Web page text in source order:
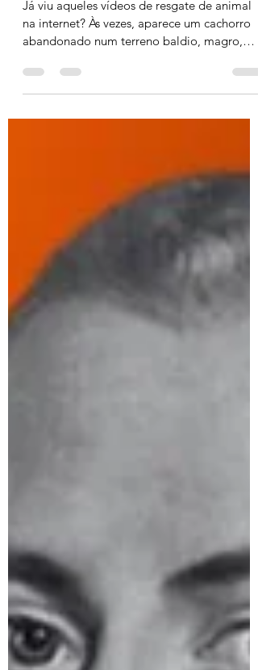
Segundo a Psicologia
Já viu aqueles vídeos de resgate de animal
abandonado num terreno baldio, magro,
sujo,...